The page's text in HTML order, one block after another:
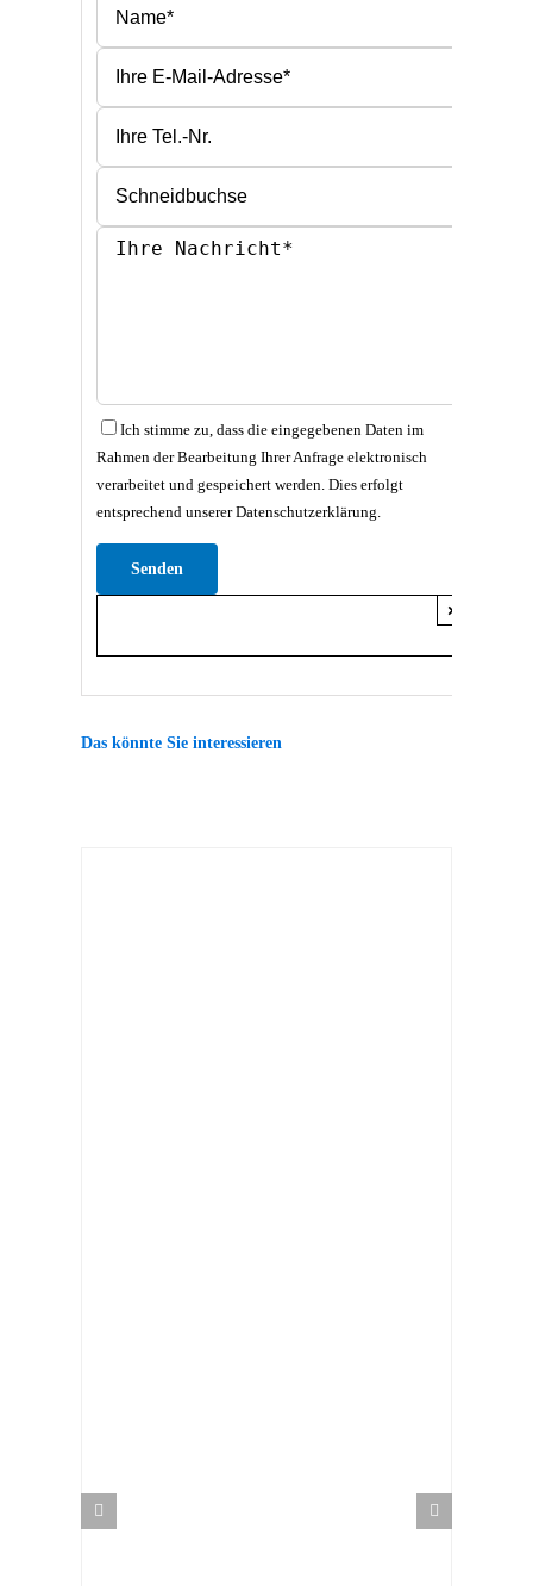
Bitte lasse dieses Feld leer.
Bitte lasse dieses Feld leer.
Ich stimme zu, dass die eingegebenen Daten im
Rahmen der Bearbeitung Ihrer Anfrage elektronisch
verarbeitet und gespeichert werden. Dies erfolgt
entsprechend unserer Datenschutzerklärung.
×
Das könnte Sie interessieren